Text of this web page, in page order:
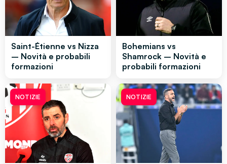
Saint-Étienne vs Nizza
– Novità e probabili
formazioni
Bohemians vs
Shamrock – Novità e
probabili formazioni
NOTIZIE NOTIZIE